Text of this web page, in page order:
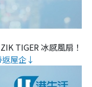
TIGER 冰感風扇！
屋企↓